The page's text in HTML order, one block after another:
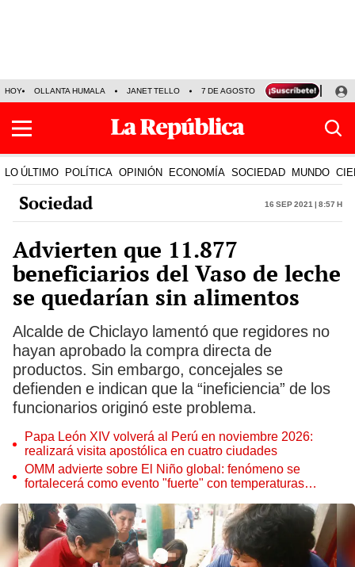
HOY OLLANTA HUMALA JANET TELLO 7 DE AGOSTO TINKA RESULTADOS
LO ÚLTIMO POLÍTICA OPINIÓN ECONOMÍA SOCIEDAD MUNDO
Sociedad 16 Sep 2021 | 8:57 h
Advierten que 11.877
beneficiarios del Vaso de leche
se quedarían sin alimentos
Alcalde de Chiclayo lamentó que regidores no
hayan aprobado la compra directa de
productos. Sin embargo, concejales se
defienden e indican que la “ineficiencia” de los
funcionarios originó este problema.
Papa León XIV volverá al Perú en noviembre 2026:
realizará visita apostólica en cuatro ciudades
OMM advierte sobre El Niño global: fenómeno se
fortalecerá como evento "fuerte" con temperaturas